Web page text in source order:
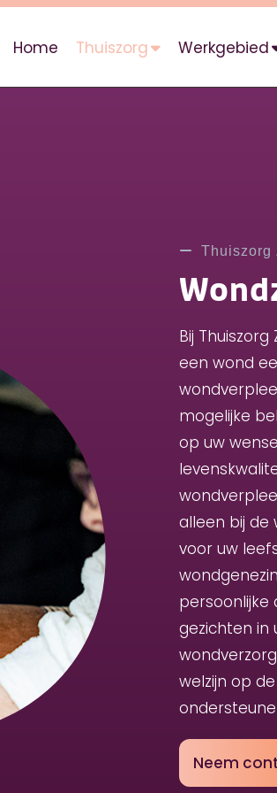
Home Thuiszorg Werkgebied
Thuiszorg
Bij
een wond
mogelijke
op uw
alleen bij de
voor uw
persoonlijke
gezichten in
welzijn op
Neem